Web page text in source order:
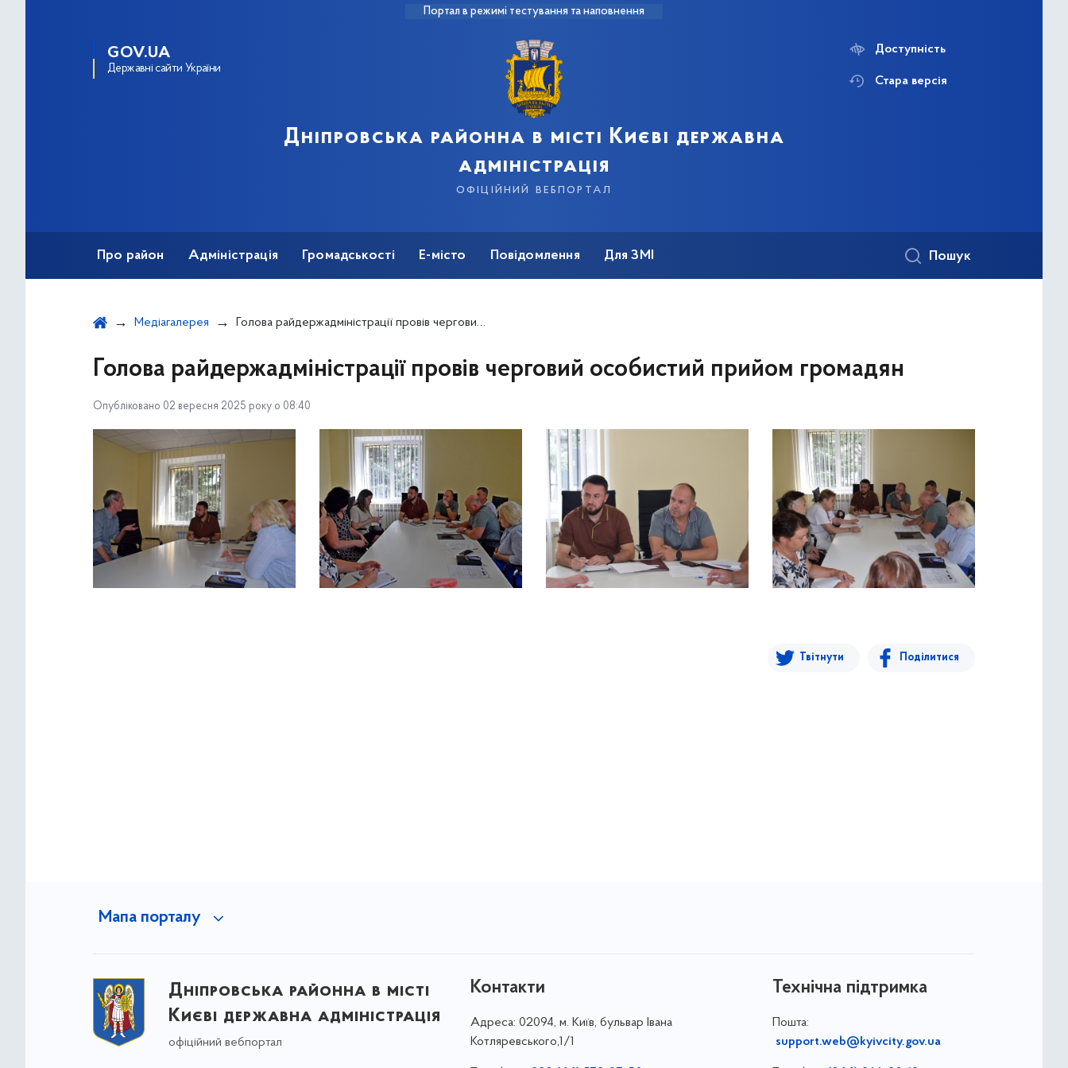
Портал в режимі тестування та наповнення
GOV.UA
Державні сайти України
Дніпровська районна в місті Києві державна
адміністрація
офіційний вебпортал
Доступність
Стара версія
Про район Адміністрація Громадськості Е-місто Повідомлення Для ЗМІ Пошук
Медіагалерея Голова райдержадміністрації провів черговий особистий прийом громадян
Голова райдержадміністрації провів черговий особистий прийом громадян
Опубліковано 02 вересня 2025 року о 08:40
Твітнути Поділитися
Мапа порталу
Дніпровська районна в місті
Києві державна адміністрація
офіційний вебпортал
Контакти
Адреса: 02094, м. Київ, бульвар Івана
Котляревського,1/1
Технічна підтримка
Пошта:
support.web@kyivcity.gov.ua